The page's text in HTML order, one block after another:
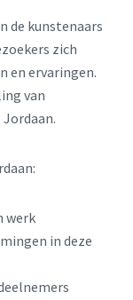
de kunstenaars
zich
en ervaringen.
van
werk
in deze